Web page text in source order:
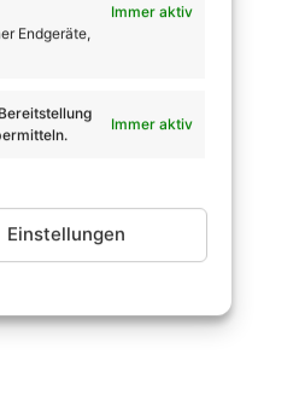
Immer aktiv
Endgeräte,
Immer aktiv
Einstellungen